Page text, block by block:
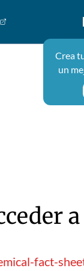
Crea
un
a
fact-